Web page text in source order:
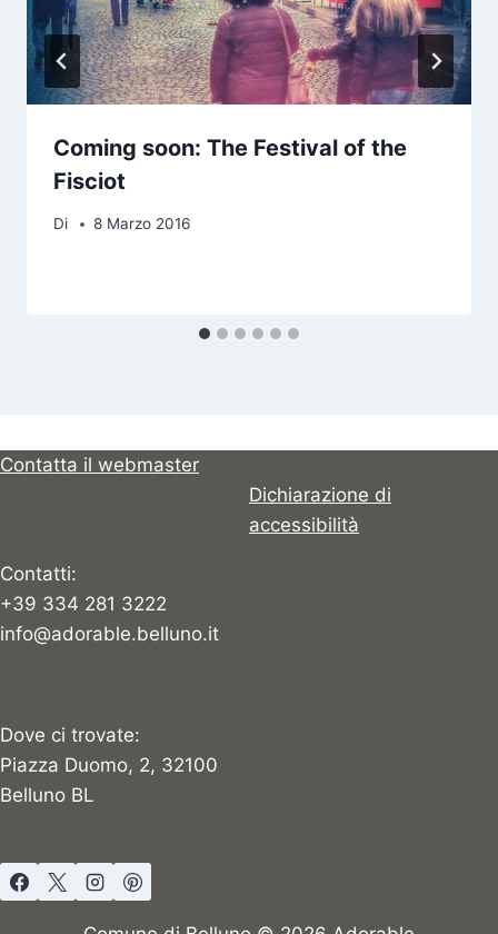
Coming soon: The Festival of the
Fisciot
Di 8 Marzo 2016
Contatta il webmaster
Dichiarazione di
accessibilità
Contatti:
+39 334 281 3222
info@adorable.belluno.it
Dove ci trovate:
Piazza Duomo, 2, 32100
Belluno BL